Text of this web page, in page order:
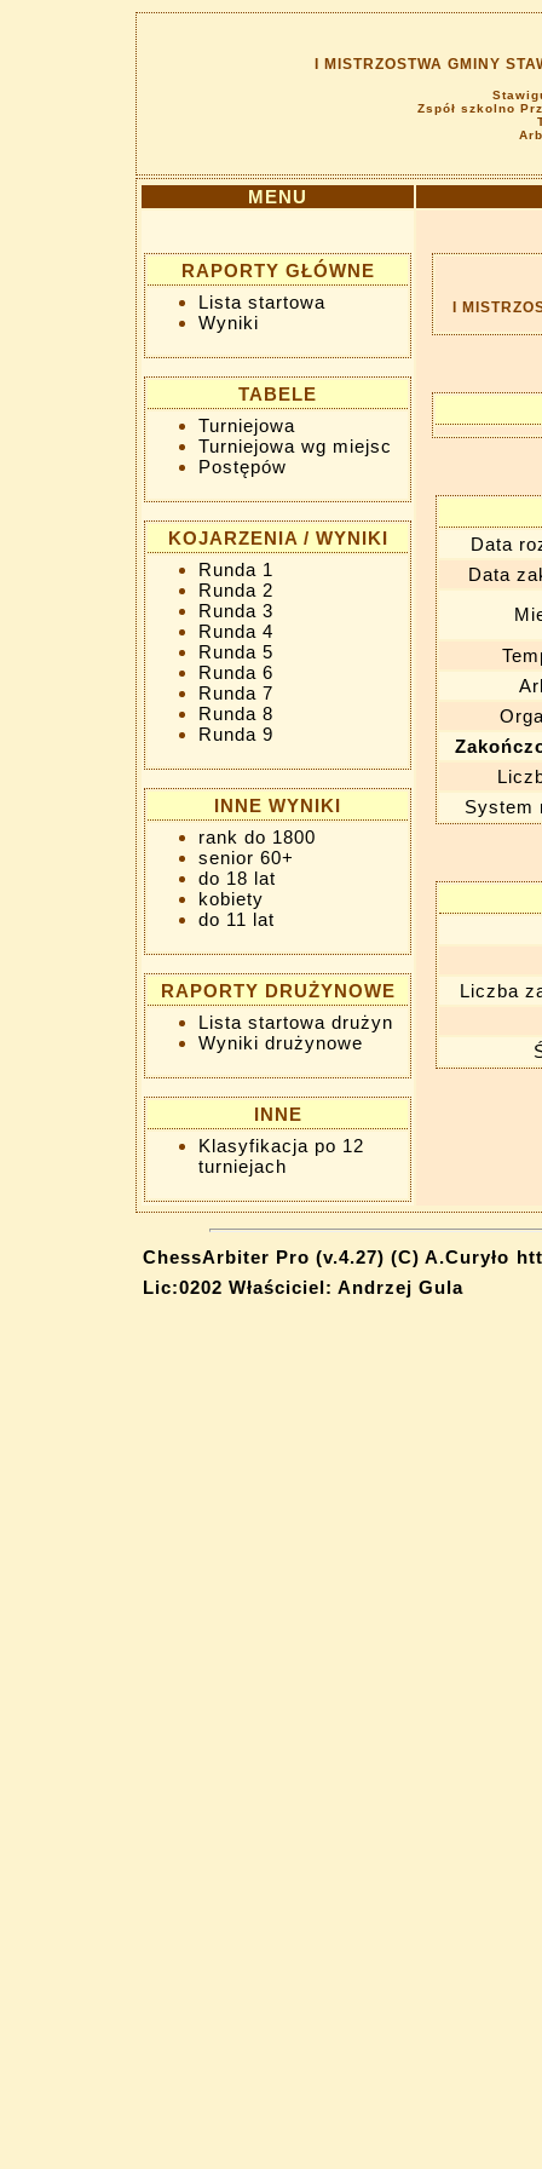
I MISTRZOSTWA GMINY
Zspół szkolno
MENU
RAPORTY GŁÓWNE
Lista startowa
Wyniki
TABELE
Turniejowa
Turniejowa wg miejsc
Postępów
KOJARZENIA / WYNIKI
Runda 1
Runda 2
Runda 3
Runda 4
Runda 5
Runda 6
Runda 7
Runda 8
Runda 9
INNE WYNIKI
rank do 1800
senior 60+
do 18 lat
kobiety
do 11 lat
RAPORTY DRUŻYNOWE
Lista startowa drużyn
Wyniki drużynowe
INNE
Klasyfikacja po 12
turniejach
I
Data
Data
System
Liczba
ChessArbiter Pro (v.4.27) (C) A.Curyło
Lic:0202 Właściciel: Andrzej Gula